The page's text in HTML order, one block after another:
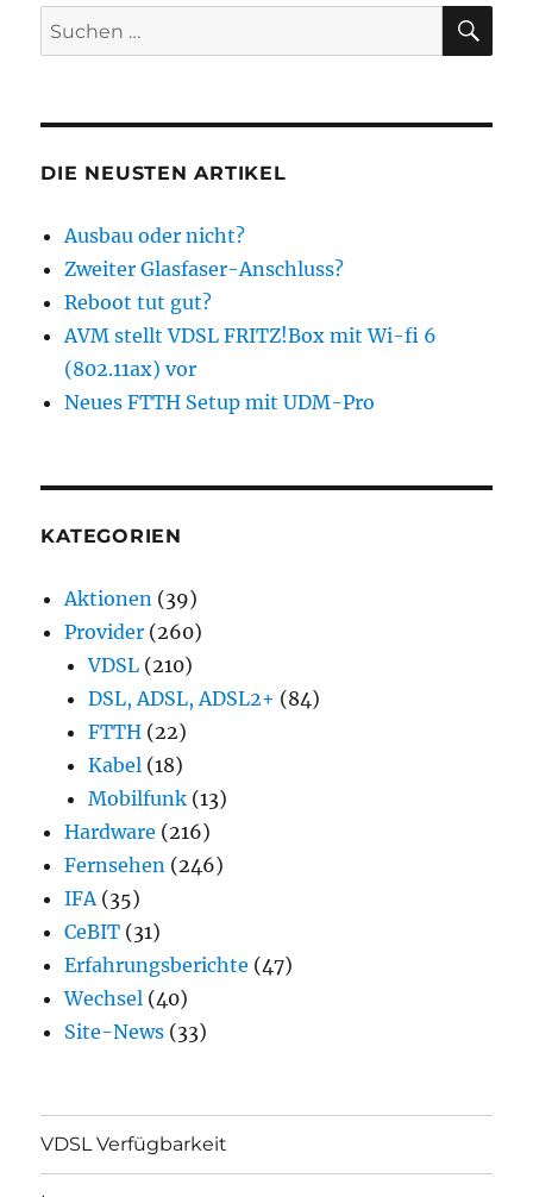
Suchen
nach:
DIE NEUSTEN ARTIKEL
Ausbau oder nicht?
Zweiter Glasfaser-Anschluss?
Reboot tut gut?
AVM stellt VDSL FRITZ!Box mit Wi-fi 6
(802.11ax) vor
Neues FTTH Setup mit UDM-Pro
KATEGORIEN
Aktionen (39)
Provider (260)
VDSL (210)
DSL, ADSL, ADSL2+ (84)
FTTH (22)
Kabel (18)
Mobilfunk (13)
Hardware (216)
Fernsehen (246)
IFA (35)
CeBIT (31)
Erfahrungsberichte (47)
Wechsel (40)
Site-News (33)
VDSL Verfügbarkeit